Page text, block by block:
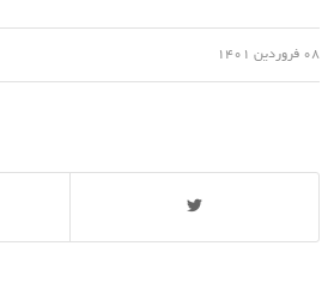
08 فروردین 1401